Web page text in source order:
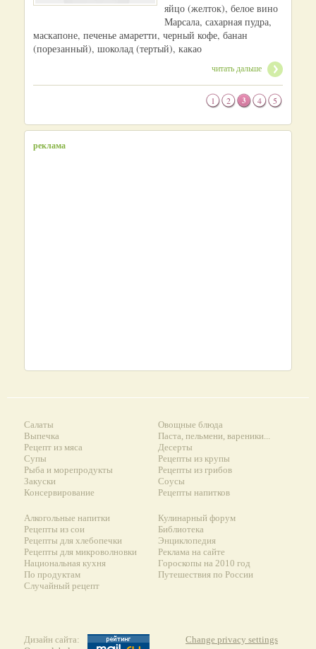
яйцо (желток), белое вино
Марсала, сахарная пудра,
маскапоне, печенье амаретти, черный кофе, банан
(порезанный), шоколад (тертый), какао
читать дальше
1 2 3 4 5
реклама
Салаты
Выпечка
Рецепт из мяса
Супы
Рыба и морепродукты
Закуски
Консервирование
Овощные блюда
Паста, пельмени, вареники...
Десерты
Рецепты из крупы
Рецепты из грибов
Соусы
Рецепты напитков
Алкогольные напитки
Рецепты из сои
Рецепты для хлебопечки
Рецепты для микроволновки
Национальная кухня
По продуктам
Случайный рецепт
Кулинарный форум
Библиотека
Энциклопедия
Реклама на сайте
Гороскопы на 2010 год
Путешествия по России
Дизайн сайта:
Change privacy settings